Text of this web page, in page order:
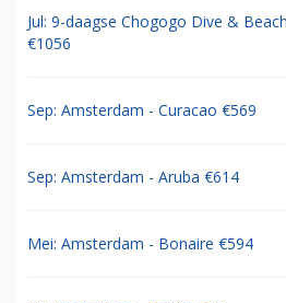
Jul: 9-daagse Chogogo Dive &
€1056
Sep: Amsterdam - Curacao €569
Sep: Amsterdam - Aruba €614
Mei: Amsterdam - Bonaire €594